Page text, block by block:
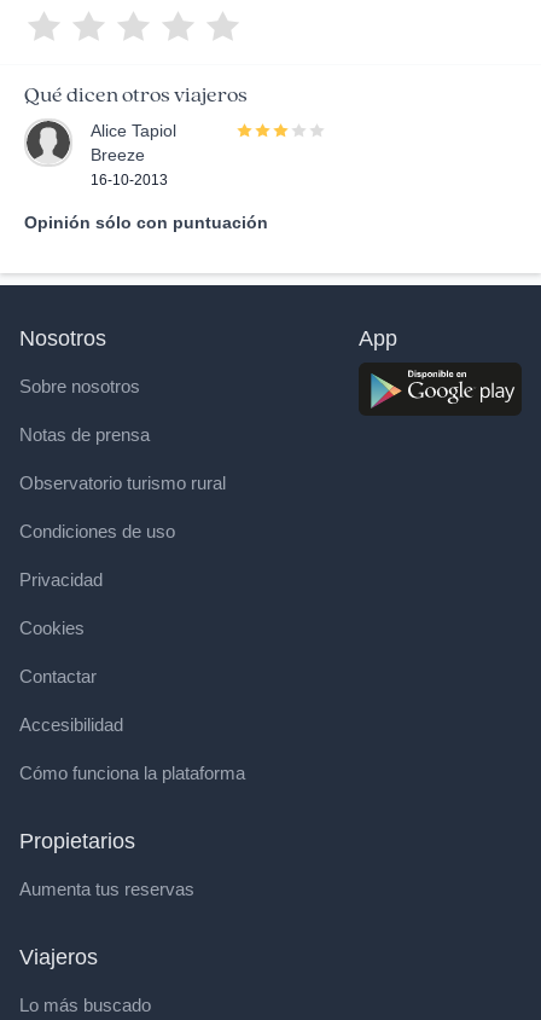
Qué dicen otros viajeros
Alice Tapiol
Breeze
16-10-2013
Opinión sólo con puntuación
Nosotros
Sobre nosotros
Notas de prensa
Observatorio turismo rural
Condiciones de uso
Privacidad
Cookies
Contactar
Accesibilidad
Cómo funciona la plataforma
Propietarios
Aumenta tus reservas
Viajeros
Lo más buscado
App